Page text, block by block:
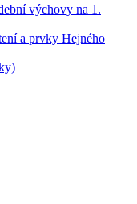
výchovy na 1.
a prvky Hejného